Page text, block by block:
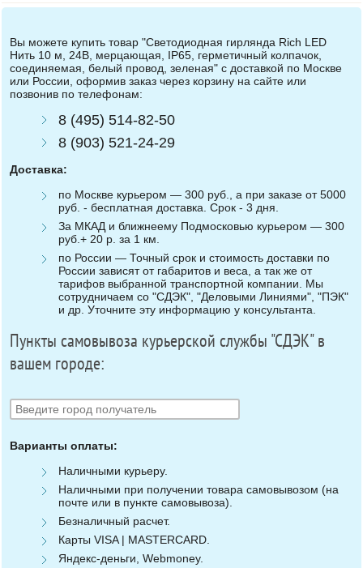
Вы можете купить товар "Светодиодная гирлянда Rich LED
Нить 10 м, 24В, мерцающая, IP65, герметичный колпачок,
соединяемая, белый провод, зеленая" с доставкой по Москве
или России, оформив заказ через корзину на сайте или
позвонив по телефонам:
8 (495) 514-82-50
8 (903) 521-24-29
Доставка:
по Москве курьером — 300 руб., а при заказе от 5000
руб. - бесплатная доставка. Срок - 3 дня.
За МКАД и ближнеему Подмосковью курьером — 300
руб.+ 20 р. за 1 км.
по России — Точный срок и стоимость доставки по
России зависят от габаритов и веса, а так же от
тарифов выбранной транспортной компании. Мы
сотрудничаем со "СДЭК", "Деловыми Линиями", "ПЭК"
и др. Уточните эту информацию у консультанта.
Пункты самовывоза курьерской службы "СДЭК" в
вашем городе:
Варианты оплаты:
Наличными курьеру.
Наличными при получении товара самовывозом (на
почте или в пункте самовывоза).
Безналичный расчет.
Карты VISA | MASTERCARD.
Яндекс-деньги, Webmoney.